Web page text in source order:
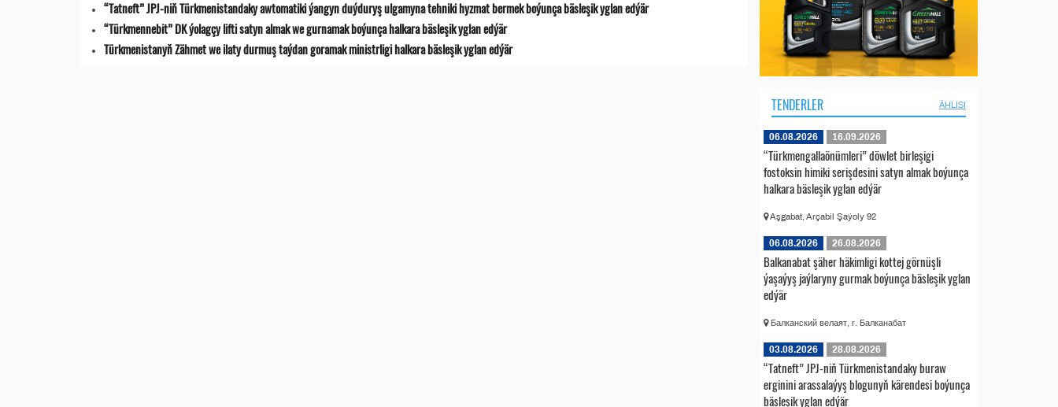
“Tatneft” JPJ-niň Türkmenistandaky awtomatiki ýangyn duýduryş ulgamyna tehniki hyzmat bermek boýunça bäsleşik yglan edýär
“Türkmennebit” DK ýolagçy lifti satyn almak we gurnamak boýunça halkara bäsleşik yglan edýär
Türkmenistanyň Zähmet we ilaty durmuş taýdan goramak ministrligi halkara bäsleşik yglan edýär
TENDERLER ÄHLISI
06.08.2026 16.09.2026
“Türkmengallaönümleri” döwlet birleşigi
fostoksin himiki serişdesini satyn almak boýunça
halkara bäsleşik yglan edýär
Aşgabat, Arçabil Şaýoly 92
06.08.2026 26.08.2026
Balkanabat şäher häkimligi kottej görnüşli
ýaşaýyş jaýlaryny gurmak boýunça bäsleşik yglan
edýär
Балканский велаят, г. Балканабат
03.08.2026 28.08.2026
“Tatneft” JPJ-niň Türkmenistandaky buraw
erginini arassalaýyş blogunyň kärendesi boýunça
bäsleşik yglan edýär